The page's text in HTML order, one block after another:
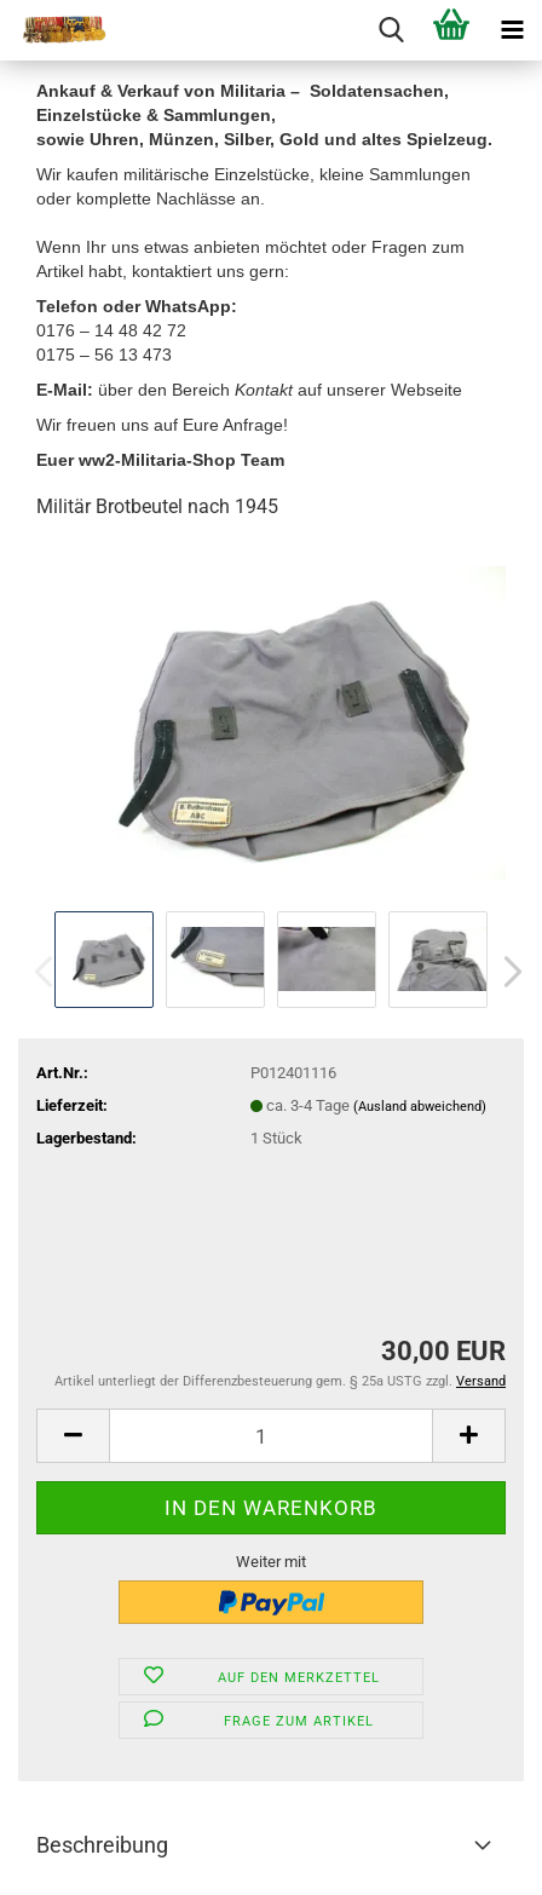
Ankauf & Verkauf von Militaria – Soldatensachen,
Einzelstücke & Sammlungen,
sowie Uhren, Münzen, Silber, Gold und altes Spielzeug.
Wir kaufen militärische Einzelstücke, kleine Sammlungen
oder komplette Nachlässe an.
Wenn Ihr uns etwas anbieten möchtet oder Fragen zum
Artikel habt, kontaktiert uns gern:
Telefon oder WhatsApp:
0176 – 14 48 42 72
0175 – 56 13 473
E-Mail: über den Bereich Kontakt auf unserer Webseite
Wir freuen uns auf Eure Anfrage!
Euer ww2-Militaria-Shop Team
Militär Brotbeutel nach 1945
Art.Nr.:
P012401116
Lieferzeit:
ca. 3-4 Tage (Ausland abweichend)
Lagerbestand: 1 Stück
30,00 EUR
Artikel unterliegt der Differenzbesteuerung gem. § 25a USTG zzgl. Versand
Weiter mit
AUF DEN MERKZETTEL
FRAGE ZUM ARTIKEL
Beschreibung